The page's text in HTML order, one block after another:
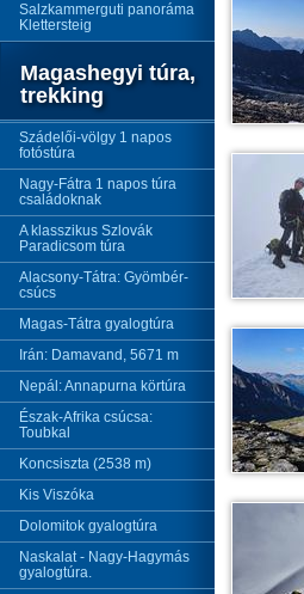
Salzkammerguti panoráma
Klettersteig
Magashegyi túra,
trekking
Szádelői-völgy 1 napos
fotóstúra
Nagy-Fátra 1 napos túra
családoknak
A klasszikus Szlovák
Paradicsom túra
Alacsony-Tátra: Gyömbér-
csúcs
Magas-Tátra gyalogtúra
Irán: Damavand, 5671 m
Nepál: Annapurna körtúra
Észak-Afrika csúcsa:
Toubkal
Koncsiszta (2538 m)
Kis Viszóka
Dolomitok gyalogtúra
Naskalat - Nagy-Hagymás
gyalogtúra.